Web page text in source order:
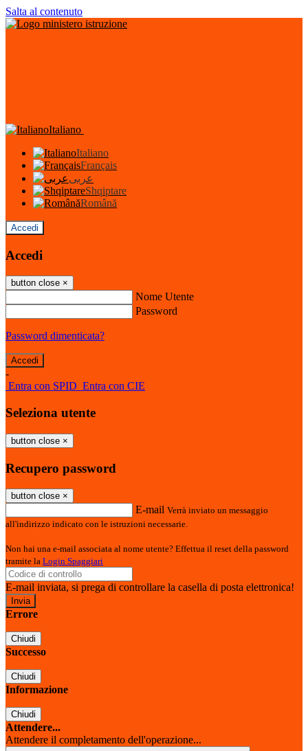
Salta al contenuto
Italiano
Italiano
Français
عربى
Shqiptare
Română
Accedi
Accedi
button close ×
Nome Utente
Password
Password dimenticata?
-
Entra con SPID Entra con CIE
Seleziona utente
button close ×
Recupero password
button close ×
E-mail Verrà inviato un messaggio
all'indirizzo indicato con le istruzioni necessarie.
Non hai una e-mail associata al nome utente? Effettua il reset della password
tramite la Login Spaggiari
E-mail inviata, si prega di controllare la casella di posta elettronica!
Errore
Chiudi
Successo
Chiudi
Informazione
Chiudi
Attendere...
Attendere il completamento dell'operazione...